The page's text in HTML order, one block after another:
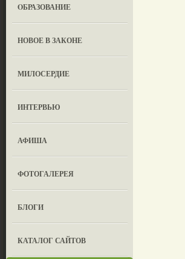
OБРАЗОВАНИЕ
НОВОЕ В ЗАКОНЕ
МИЛОСЕРДИЕ
ИНТЕРВЬЮ
АФИША
ФОТОГАЛЕРЕЯ
БЛОГИ
КАТАЛОГ САЙТОВ